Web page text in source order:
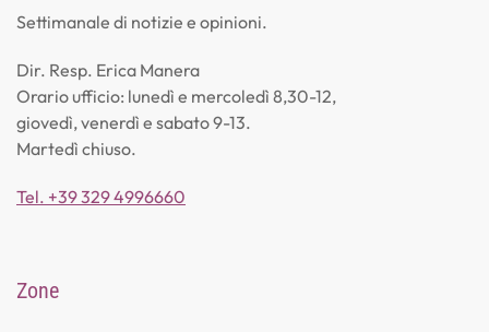
Settimanale di notizie e opinioni.
Dir. Resp. Erica Manera
Orario ufficio: lunedì e mercoledì 8,30-12,
giovedì, venerdì e sabato 9-13.
Martedì chiuso.
Tel. +39 329 4996660
Zone